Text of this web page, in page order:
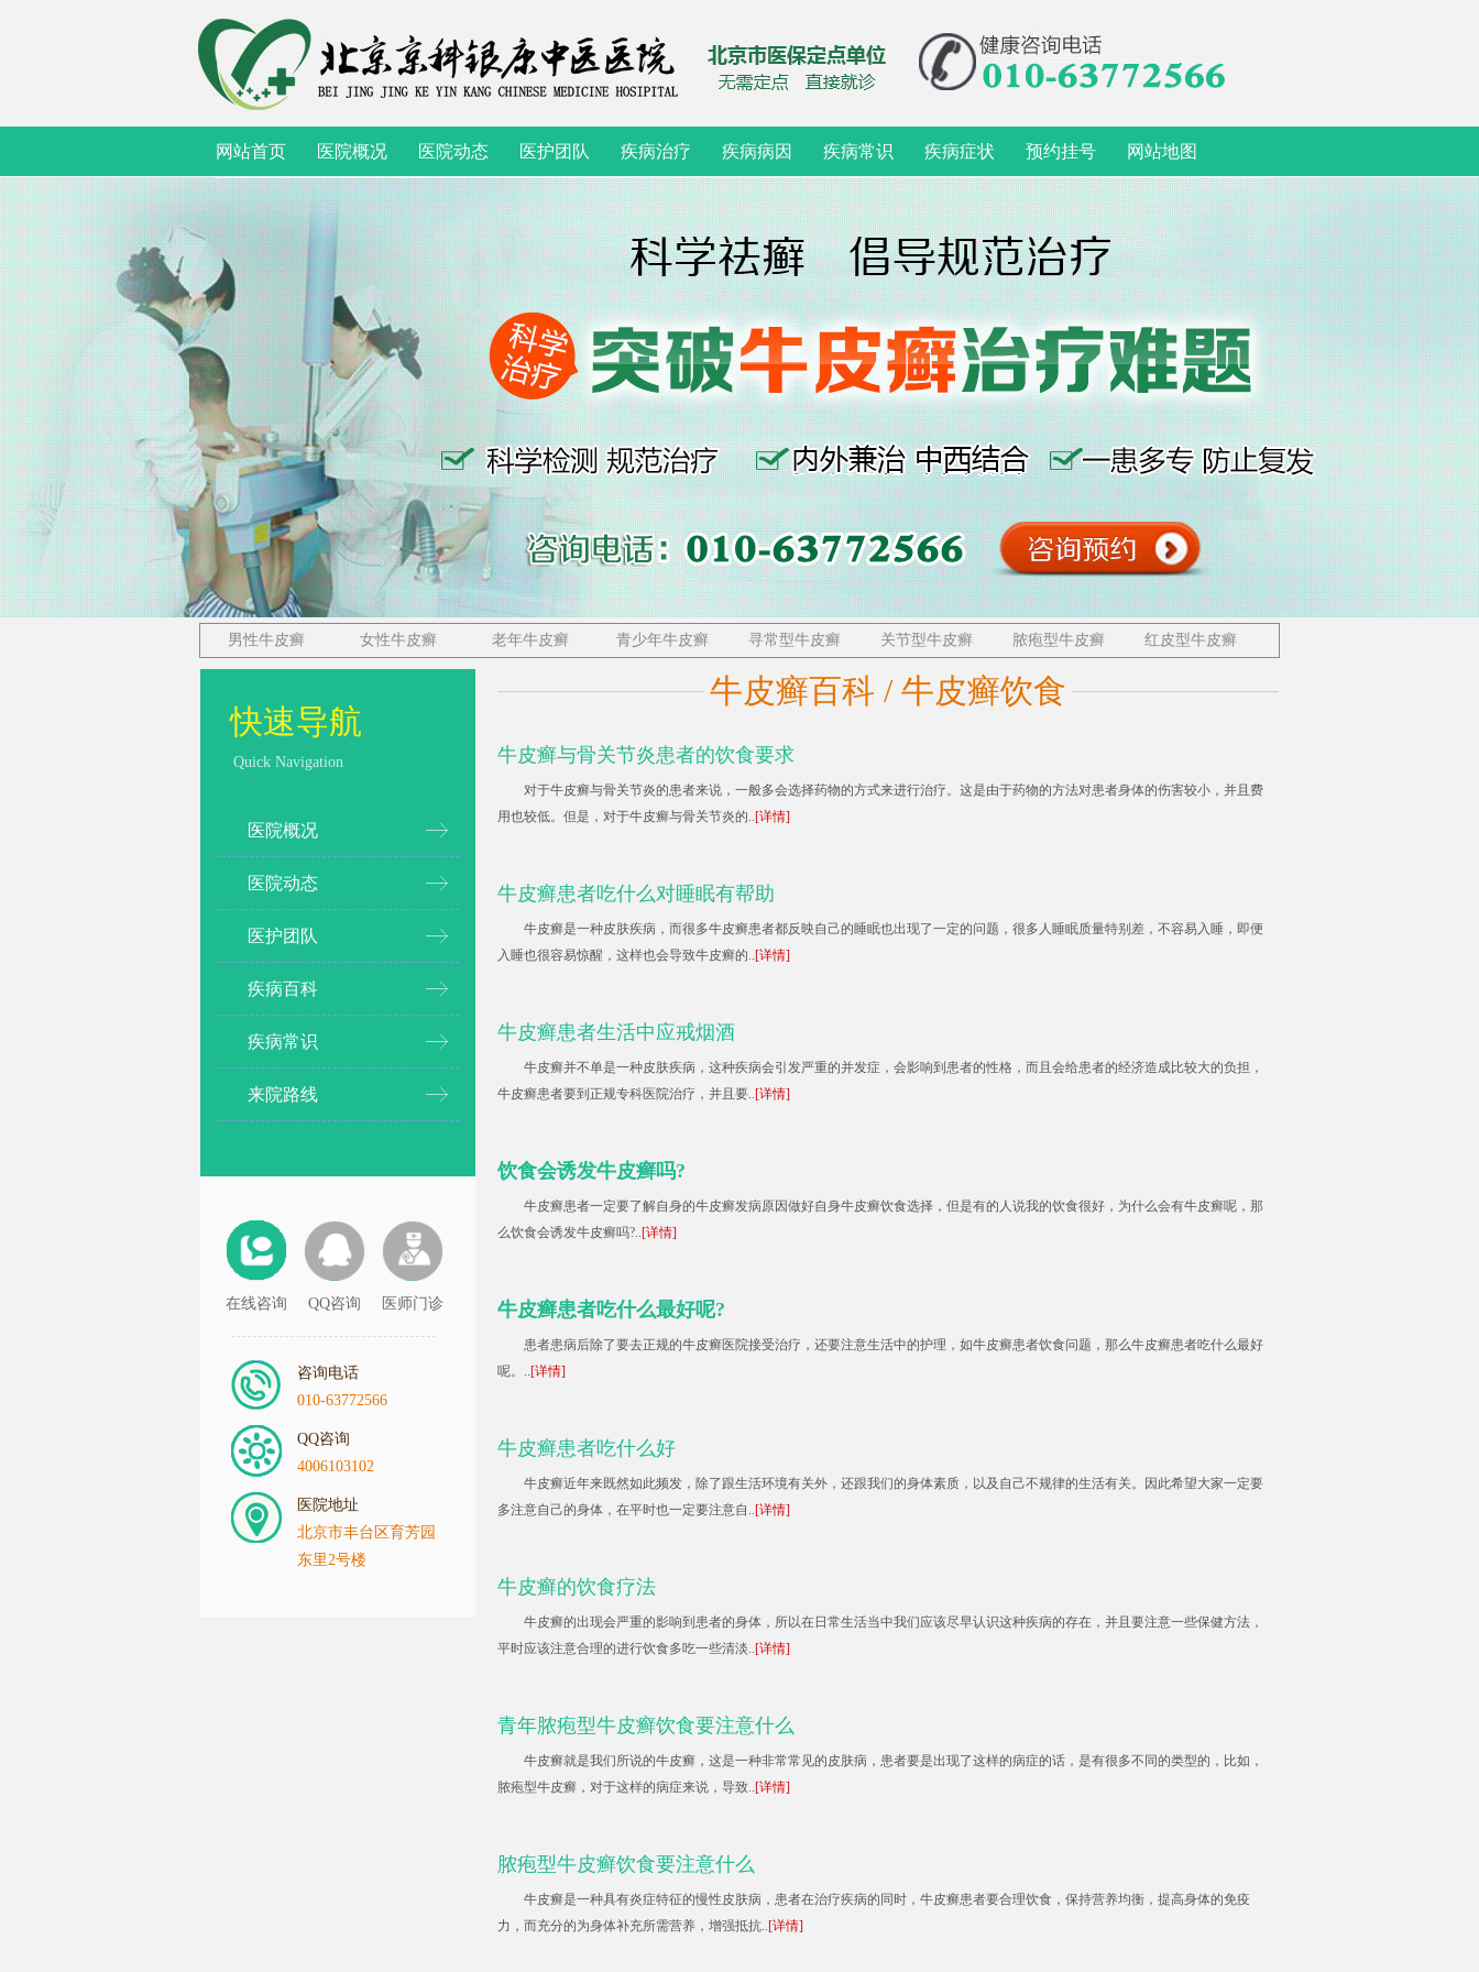
网站首页 医院概况 医院动态 医护团队 疾病治疗 疾病病因 疾病常识 疾病症状 预约挂号 网站地图
男性牛皮癣 女性牛皮癣 老年牛皮癣 青少年牛皮癣 寻常型牛皮癣 关节型牛皮癣 脓疱型牛皮癣 红皮型牛皮癣
快速导航
Quick Navigation
医院概况
医院动态
医护团队
疾病百科
疾病常识
来院路线
在线咨询 QQ咨询 医师门诊
咨询电话
010-63772566
QQ咨询
4006103102
医院地址
北京市丰台区育芳园
东里2号楼
牛皮癣百科 / 牛皮癣饮食
牛皮癣与骨关节炎患者的饮食要求
对于牛皮癣与骨关节炎的患者来说，一般多会选择药物的方式来进行治疗。这是由于药物的方法对患者身体的伤害较小，并且费
用也较低。但是，对于牛皮癣与骨关节炎的..[详情]
牛皮癣患者吃什么对睡眠有帮助
牛皮癣是一种皮肤疾病，而很多牛皮癣患者都反映自己的睡眠也出现了一定的问题，很多人睡眠质量特别差，不容易入睡，即便
入睡也很容易惊醒，这样也会导致牛皮癣的..[详情]
牛皮癣患者生活中应戒烟酒
牛皮癣并不单是一种皮肤疾病，这种疾病会引发严重的并发症，会影响到患者的性格，而且会给患者的经济造成比较大的负担，
牛皮癣患者要到正规专科医院治疗，并且要..[详情]
饮食会诱发牛皮癣吗?
牛皮癣患者一定要了解自身的牛皮癣发病原因做好自身牛皮癣饮食选择，但是有的人说我的饮食很好，为什么会有牛皮癣呢，那
么饮食会诱发牛皮癣吗?..[详情]
牛皮癣患者吃什么最好呢?
患者患病后除了要去正规的牛皮癣医院接受治疗，还要注意生活中的护理，如牛皮癣患者饮食问题，那么牛皮癣患者吃什么最好
呢。..[详情]
牛皮癣患者吃什么好
牛皮癣近年来既然如此频发，除了跟生活环境有关外，还跟我们的身体素质，以及自己不规律的生活有关。因此希望大家一定要
多注意自己的身体，在平时也一定要注意自..[详情]
牛皮癣的饮食疗法
牛皮癣的出现会严重的影响到患者的身体，所以在日常生活当中我们应该尽早认识这种疾病的存在，并且要注意一些保健方法，
平时应该注意合理的进行饮食多吃一些清淡..[详情]
青年脓疱型牛皮癣饮食要注意什么
牛皮癣就是我们所说的牛皮癣，这是一种非常常见的皮肤病，患者要是出现了这样的病症的话，是有很多不同的类型的，比如，
脓疱型牛皮癣，对于这样的病症来说，导致..[详情]
脓疱型牛皮癣饮食要注意什么
牛皮癣是一种具有炎症特征的慢性皮肤病，患者在治疗疾病的同时，牛皮癣患者要合理饮食，保持营养均衡，提高身体的免疫
力，而充分的为身体补充所需营养，增强抵抗..[详情]